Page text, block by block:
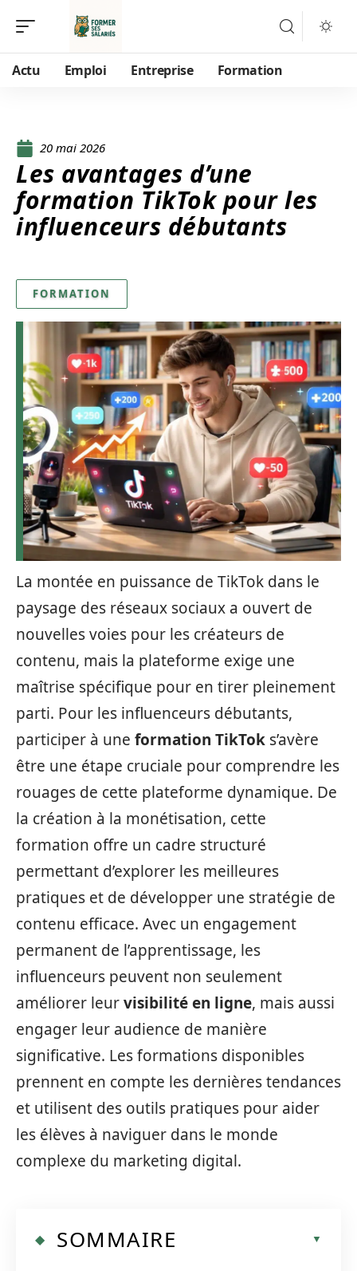
Actu Emploi Entreprise Formation
20 mai 2026
Les avantages d’une
formation TikTok pour les
influenceurs débutants
FORMATION
La montée en puissance de TikTok dans le
paysage des réseaux sociaux a ouvert de
nouvelles voies pour les créateurs de
contenu, mais la plateforme exige une
maîtrise spécifique pour en tirer pleinement
parti. Pour les influenceurs débutants,
participer à une formation TikTok s’avère
être une étape cruciale pour comprendre les
rouages de cette plateforme dynamique. De
la création à la monétisation, cette
formation offre un cadre structuré
permettant d’explorer les meilleures
pratiques et de développer une stratégie de
contenu efficace. Avec un engagement
permanent de l’apprentissage, les
influenceurs peuvent non seulement
améliorer leurvisibilité en ligne, mais aussi
engager leur audience de manière
significative. Les formations disponibles
prennent en compte les dernières tendances
et utilisent des outils pratiques pour aider
les élèves à naviguer dans le monde
complexe du marketing digital.
SOMMAIRE